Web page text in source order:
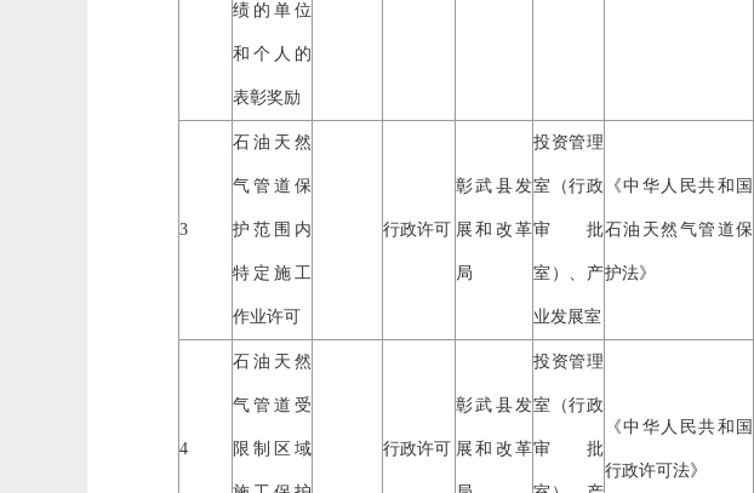
绩的单位
和个人的
表彰奖励
3
石油天然
气管道保
护范围内
特定施工
作业许可
行政许可
彰武县发
展和改革
局
投资管理
室（行政
审批
室）、产
业发展室
《中华人民共和国
石油天然气管道保
护法》
4
石油天然
气管道受
限制区域 行政许可
彰武县发
展和改革
投资管理
室（行政
审批
《中华人民共和国
行政许可法》